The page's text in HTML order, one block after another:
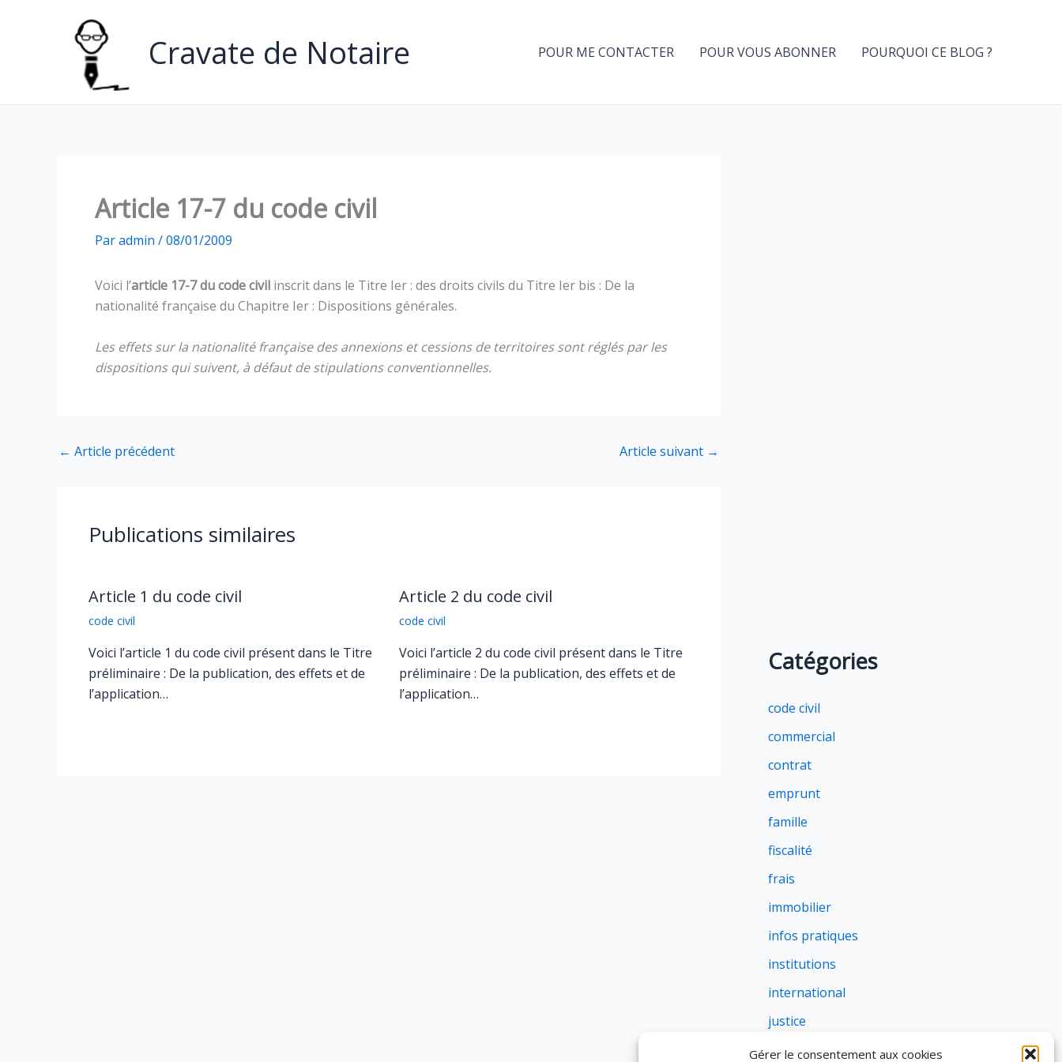
Gérer le consentement aux cookies
Cravate de Notaire POUR ME CONTACTER POUR VOUS ABONNER POURQUOI CE BLOG ?
Article 17-7 du code civil
Paradmin /08/01/2009
Voici l’article 17-7 du code civil inscrit dans le Titre Ier : des droits civils du Titre Ier bis : De la
nationalité française du Chapitre Ier : Dispositions générales.
Les effets sur la nationalité française des annexions et cessions de territoires sont réglés par les
dispositions qui suivent, à défaut de stipulations conventionnelles.
← Article précédent Article suivant →
Publications similaires
Article 1 du code civil
code civil
Voici l’article 1 du code civil présent dans le Titre
préliminaire : De la publication, des effets et de
l’application…
Article 2 du code civil
code civil
Voici l’article 2 du code civil présent dans le Titre
préliminaire : De la publication, des effets et de
l’application…
Catégories
code civil
commercial
contrat
emprunt
famille
fiscalité
frais
immobilier
infos pratiques
institutions
international
justice
profession